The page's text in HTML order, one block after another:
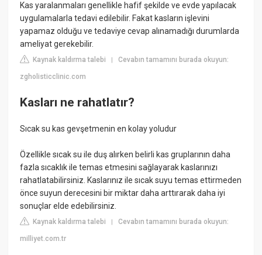
Kas yaralanmaları genellikle hafif şekilde ve evde yapılacak
uygulamalarla tedavi edilebilir. Fakat kasların işlevini
yapamaz olduğu ve tedaviye cevap alınamadığı durumlarda
ameliyat gerekebilir.
Kaynak kaldırma talebi |Cevabın tamamını burada okuyun:
zgholisticclinic.com
Kasları ne rahatlatır?
Sıcak su kas gevşetmenin en kolay yoludur
Özellikle sıcak su ile duş alırken belirli kas gruplarının daha
fazla sıcaklık ile temas etmesini sağlayarak kaslarınızı
rahatlatabilirsiniz. Kaslarınız ile sıcak suyu temas ettirmeden
önce suyun derecesini bir miktar daha arttırarak daha iyi
sonuçlar elde edebilirsiniz.
Kaynak kaldırma talebi |Cevabın tamamını burada okuyun:
milliyet.com.tr